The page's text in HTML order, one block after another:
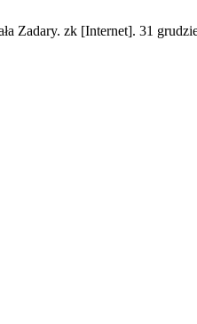
zk [Internet]. 31